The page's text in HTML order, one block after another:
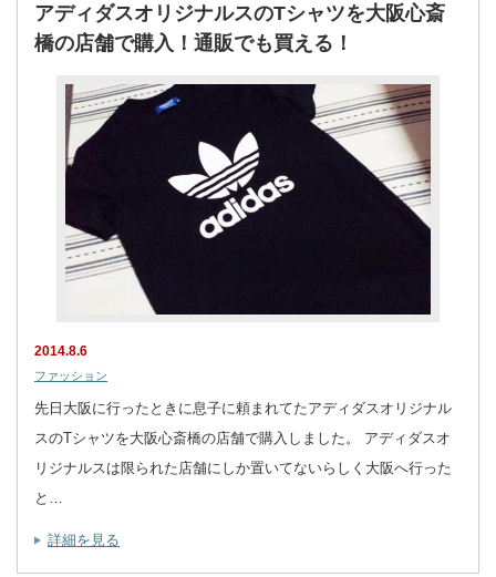
アディダスオリジナルスのTシャツを大阪心斎
橋の店舗で購入！通販でも買える！
2014.8.6
ファッション
先日大阪に行ったときに息子に頼まれてたアディダスオリジナル
スのTシャツを大阪心斎橋の店舗で購入しました。 アディダスオ
リジナルスは限られた店舗にしか置いてないらしく大阪へ行った
と…
詳細を見る